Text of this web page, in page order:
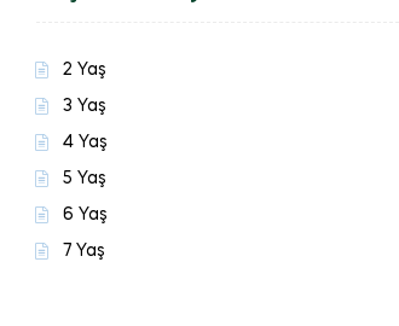
2 Yaş
3 Yaş
4 Yaş
5 Yaş
6 Yaş
7 Yaş